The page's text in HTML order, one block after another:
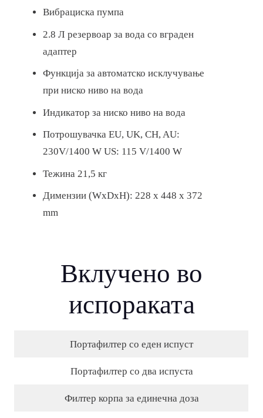
Вибрациска пумпа
2.8 Л резервоар за вода со вграден
адаптер
Функција за автоматско исклучување
при ниско ниво на вода
Индикатор за ниско ниво на вода
Потрошувачка EU, UK, CH, AU:
230V/1400 W US: 115 V/1400 W
Тежина 21,5 кг
Димензии (WxDxH): 228 x 448 x 372
mm
Вклучено во
испораката
Портафилтер со еден испуст
Портафилтер со два испуста
Филтер корпа за единечна доза